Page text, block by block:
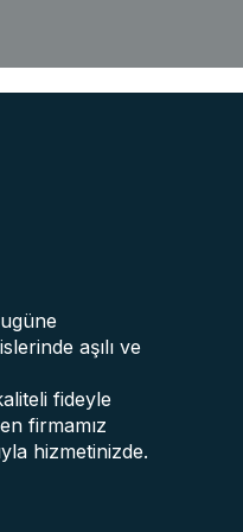
aşılı ve
fideyle
firmamız
hizmetinizde.